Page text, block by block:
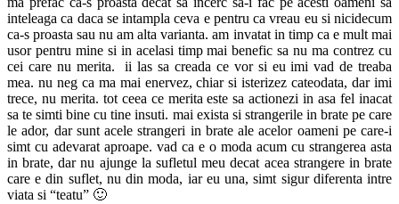
inteleaga ca daca se intampla ceva e pentru ca vreau eu si nicidecum
ca-s proasta sau nu am alta varianta. am invatat in timp ca e mult mai
usor pentru mine si in acelasi timp mai benefic sa nu ma contrez cu
cei care nu merita. ii las sa creada ce vor si eu imi vad de treaba
mea. nu neg ca ma mai enervez, chiar si isterizez cateodata, dar imi
trece, nu merita. tot ceea ce merita este sa actionezi in asa fel inacat
sa te simti bine cu tine insuti. mai exista si strangerile in brate pe care
le ador, dar sunt acele strangeri in brate ale acelor oameni pe care-i
simt cu adevarat aproape. vad ca e o moda acum cu strangerea asta
in brate, dar nu ajunge la sufletul meu decat acea strangere in brate
care e din suflet, nu din moda, iar eu una, simt sigur diferenta intre
viata si “teatu” 🙂